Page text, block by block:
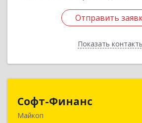
Отправить
Показать
Отправить
Назад
Софт-Финанс
Майкоп385006, Адыгея Респ,